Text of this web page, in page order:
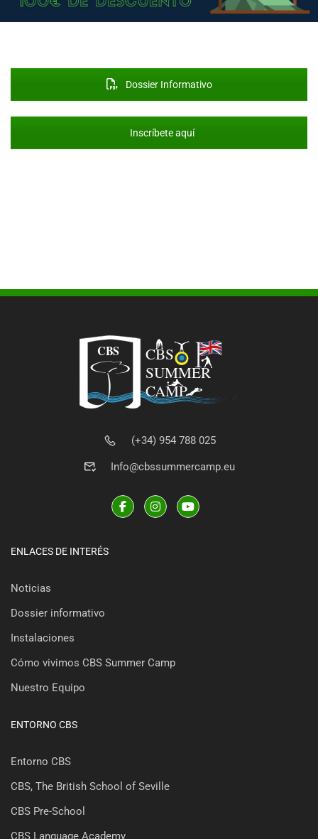
Dossier Informativo
Inscríbete aquí
(+34) 954 788 025
Info@cbssummercamp.eu
ENLACES DE INTERÉS
Noticias
Dossier informativo
Instalaciones
Cómo vivimos CBS Summer Camp
Nuestro Equipo
ENTORNO CBS
Entorno CBS
CBS, The British School of Seville
CBS Pre-School
CBS Language Academy